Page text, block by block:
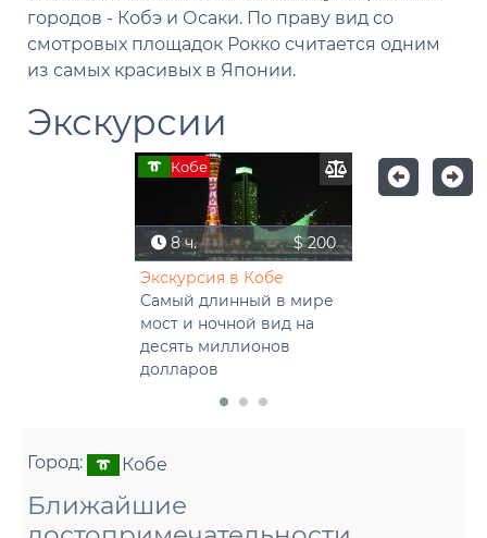
городов - Кобэ и Осаки. По праву вид со
смотровых площадок Рокко считается одним
из самых красивых в Японии.
Экскурсии
Кобе
8 ч.
$ 200
Экскурсия в Кобе
Самый длинный в мире
мост и ночной вид на
десять миллионов
долларов
Город: Кобе
Ближайшие